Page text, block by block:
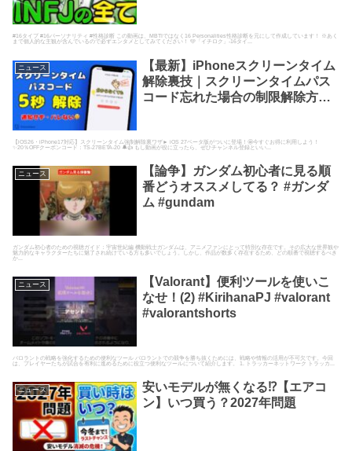
#16タイプ #16パーソナリティ #性格診断 この動画は、MBTIではなく16 Personalities性格診断を元にして作成しています！ ※あく
まで個人的な主観が含んでいるので必ずエンタメとしてみてください！ 🩵「イチロク」-16タイ...
ニュース
【最新】iPhoneスクリーンタイム
解除裏技｜スクリーンタイムパス
コード忘れた場合の制限解除方
【iOS26・iPhone17対応】スクリーンタイム強制解除裏ワザ► iOS 27ベータ版がついに登場！🤩今すぐお得に利用しよう！
✨20％OFFクーポンコード：TS-27BETA-20 🔔👍 もし動画が役に立ったら、ぜひチャンネル登録といい...
ニュース
【論争】ガンダム初心者に見る順
番どうオススメしてる？ #ガンダ
ム #gundam
ガンダム初心者のための視聴ガイド：宇宙世紀編 機動戦士ガンダムは、アニメファンにとって特別な存在です。その広大な世界観や
魅力的なキャラクターたちに魅了され続けている方も多いでしょう。しかし、作品が数多く存在するため、どの順番で視聴するべき
か...
ニュース
【Valorant】便利ツールを使いこ
なせ！(2) #KirihanaPJ #valorant
#valorantshorts
バロラントの戦略を強化するための便利なツール バロラントでの競争を勝ち抜くためには、戦略や情報の活用が不可欠です。今回
は、プレイヤーたちが試合を有利に進めるために役立つ便利なツールについて紹介します。 1. トラッカーネットワーク トラッカ...
ニュース
安いモデルが無くなる⁉【エアコ
ン】いつ買う？2027年問題